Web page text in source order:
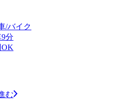
/バイク
分
む